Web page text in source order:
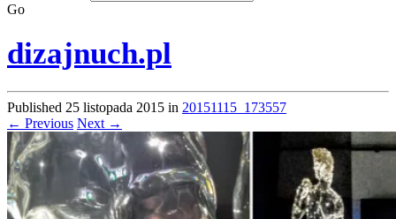
Go
dizajnuch.pl
Published 25 listopada 2015 in 20151115_173557
← Previous Next →